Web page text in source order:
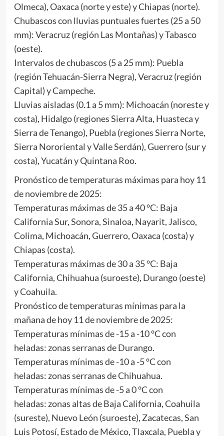
Olmeca), Oaxaca (norte y este) y Chiapas (norte).
Chubascos con lluvias puntuales fuertes (25 a 50
mm): Veracruz (región Las Montañas) y Tabasco
(oeste).
Intervalos de chubascos (5 a 25 mm): Puebla
(región Tehuacán-Sierra Negra), Veracruz (región
Capital) y Campeche.
Lluvias aisladas (0.1 a 5 mm): Michoacán (noreste y
costa), Hidalgo (regiones Sierra Alta, Huasteca y
Sierra de Tenango), Puebla (regiones Sierra Norte,
Sierra Nororiental y Valle Serdán), Guerrero (sur y
costa), Yucatán y Quintana Roo.
Pronóstico de temperaturas máximas para hoy 11
de noviembre de 2025:
Temperaturas máximas de 35 a 40 °C: Baja
California Sur, Sonora, Sinaloa, Nayarit, Jalisco,
Colima, Michoacán, Guerrero, Oaxaca (costa) y
Chiapas (costa).
Temperaturas máximas de 30 a 35 °C: Baja
California, Chihuahua (suroeste), Durango (oeste)
y Coahuila.
Pronóstico de temperaturas mínimas para la
mañana de hoy 11 de noviembre de 2025:
Temperaturas mínimas de -15 a -10 °C con
heladas: zonas serranas de Durango.
Temperaturas mínimas de -10 a -5 °C con
heladas: zonas serranas de Chihuahua.
Temperaturas mínimas de -5 a 0 °C con
heladas: zonas altas de Baja California, Coahuila
(sureste), Nuevo León (suroeste), Zacatecas, San
Luis Potosí, Estado de México, Tlaxcala, Puebla y